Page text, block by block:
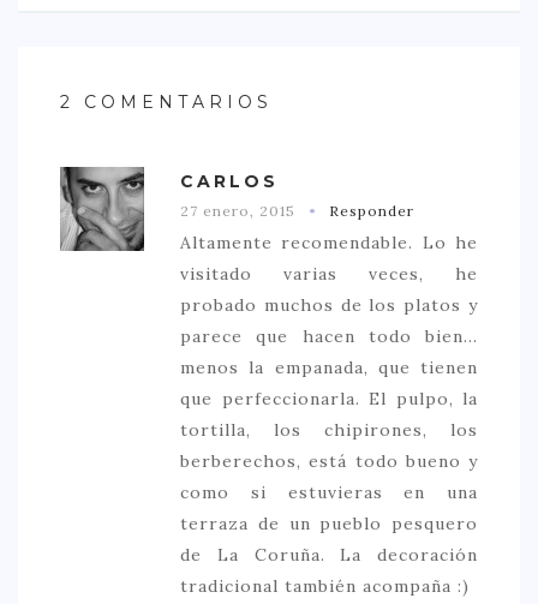
2 COMENTARIOS
CARLOS
27 enero, 2015 Responder
Altamente recomendable. Lo he
visitado varias veces, he
probado muchos de los platos y
parece que hacen todo bien...
menos la empanada, que tienen
que perfeccionarla. El pulpo, la
tortilla, los chipirones, los
berberechos, está todo bueno y
como si estuvieras en una
terraza de un pueblo pesquero
de La Coruña. La decoración
tradicional también acompaña :)